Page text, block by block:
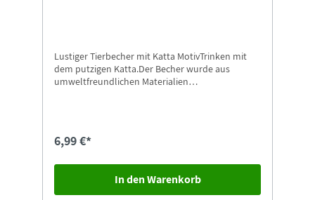
Lustiger Tierbecher mit Katta MotivTrinken mit
dem putzigen Katta.Der Becher wurde aus
umweltfreundlichen Materialien
6,99 €*
In den Warenkorb